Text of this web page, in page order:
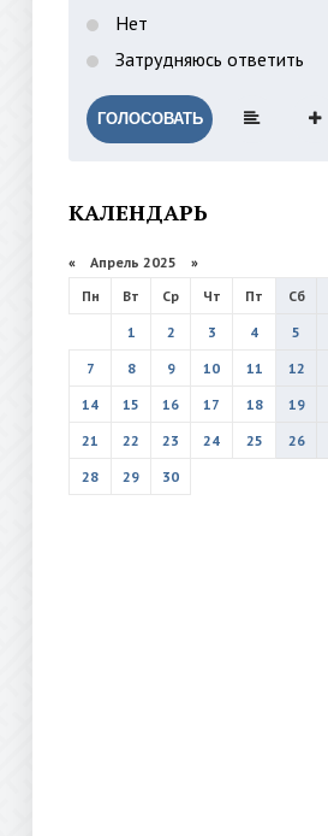
Нет
Затрудняюсь ответить
ГОЛОСОВАТЬ
КАЛЕНДАРЬ
« Апрель 2025 »
Пн
Вт Ср Чт Пт Сб
1
2 3 4 5
7
8 9 10 11 12
14
15 16 17 18 19
21
22 23 24 25 26
28
29 30